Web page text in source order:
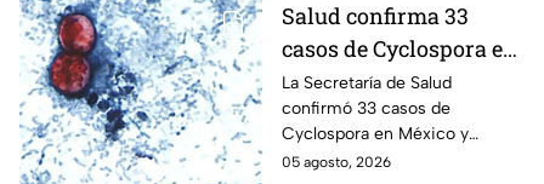
Salud confirma 33
casos de Cyclospora en
México: ¿en qué estado
se reportan los brotes
de diarrea explosiva?
La Secretaría de Salud
confirmó 33 casos de
Cyclospora en México y
mantiene investigaciones en
05 agosto, 2026